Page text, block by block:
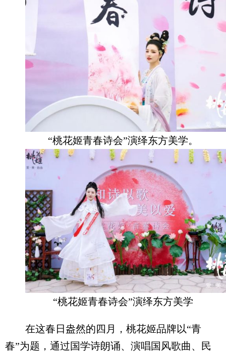
“桃花姬青春诗会”演绎东方美学。
“桃花姬青春诗会”演绎东方美学
在这春日盎然的四月，桃花姬品牌以“青
春”为题，通过国学诗朗诵、演唱国风歌曲、民